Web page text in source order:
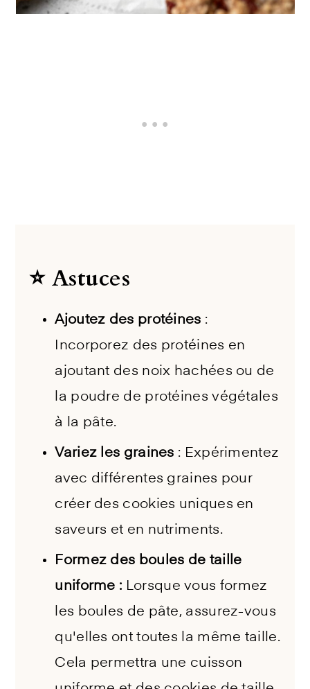
⭐️ Astuces
Ajoutez des protéines :
Incorporez des protéines en
ajoutant des noix hachées ou de
la poudre de protéines végétales
à la pâte.
Variez les graines : Expérimentez
avec différentes graines pour
créer des cookies uniques en
saveurs et en nutriments.
Formez des boules de taille
uniforme : Lorsque vous formez
les boules de pâte, assurez-vous
qu'elles ont toutes la même taille.
Cela permettra une cuisson